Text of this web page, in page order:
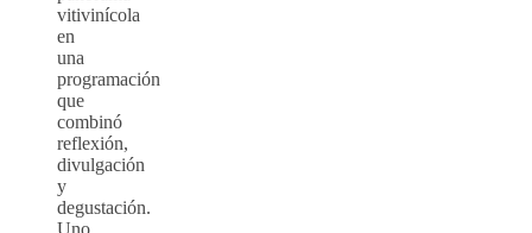
vitivinícola
en
una
programación
que
combinó
reflexión,
divulgación
y
degustación.